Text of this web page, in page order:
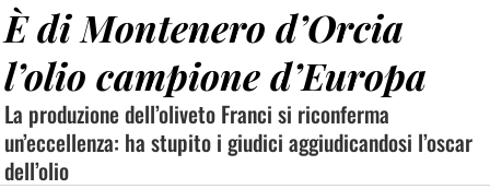
È di Montenero d’Orcia
l’olio campione d’Europa
La produzione dell’oliveto Franci si riconferma
un’eccellenza: ha stupito i giudici aggiudicandosi l’oscar
dell’olio